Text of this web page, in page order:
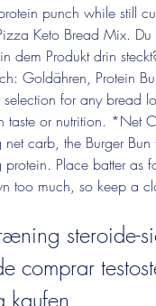
Keto Bread Mix. Du
dem Produkt drin
Goldähren, Protein
selection for any bread
taste or nutrition. *Net
carb, the Burger
Place batter as
too much, so keep a
steroide-
comprar
kaufen